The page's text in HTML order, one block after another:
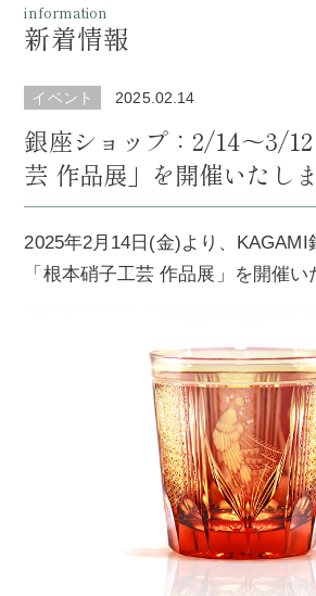
information
新着情報
イベント 2025.02.14
銀座ショップ：2/14～3/
芸 作品展」を開催いたしま
2025年2月14日(金)より、KAGAMI
「根本硝子工芸 作品展」を開催い